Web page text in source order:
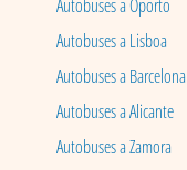
Autobuses a Oporto
Autobuses a Lisboa
Autobuses a Barcelona
Autobuses a Alicante
Autobuses a Zamora